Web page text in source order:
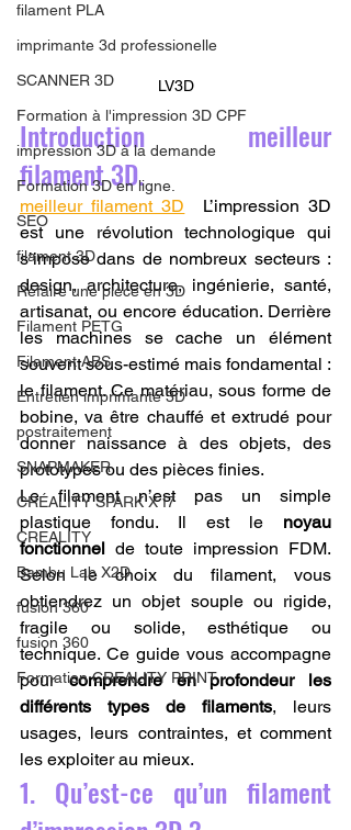
filament PLA
imprimante 3d professionelle
SCANNER 3D
Formation à l'impression 3D CPF
impression 3D à la demande
Formation 3D en ligne.
SEO
filament 3D
Refaire une piece en 3D
Filament PETG
Filament ABS
Entretien imprimante 3D
postraitement
SNAPMAKER
CRÉALITY SPARK X I7
CREALITY
Bambu Lab X2D
fusion 360
fusion 360
Formation CREALITY PRINT
LV3D
Introduction meilleur
filament 3D.
meilleur filament 3D L’impression 3D
est une révolution technologique qui
s’impose dans de nombreux secteurs :
design, architecture, ingénierie, santé,
artisanat, ou encore éducation. Derrière
les machines se cache un élément
souvent sous-estimé mais fondamental :
le filament. Ce matériau, sous forme de
bobine, va être chauffé et extrudé pour
donner naissance à des objets, des
prototypes ou des pièces finies.
Le filament n’est pas un simple
plastique fondu. Il est le noyau
fonctionnel de toute impression FDM.
Selon le choix du filament, vous
obtiendrez un objet souple ou rigide,
fragile ou solide, esthétique ou
technique. Ce guide vous accompagne
pour comprendre en profondeur les
différents types de filaments, leurs
usages, leurs contraintes, et comment
les exploiter au mieux.
1. Qu’est-ce qu’un filament